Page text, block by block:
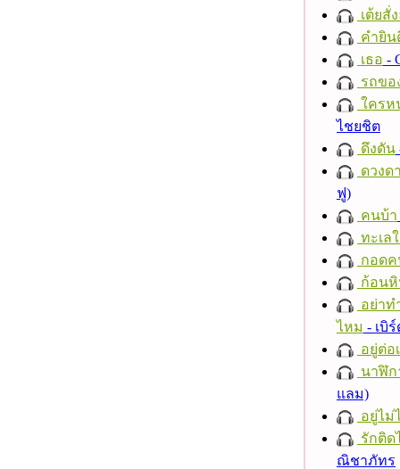
เต้ยสั่
คำยิน
เธอ -
รถขอ
ใครห
ไชยชิต
ดึงดัน
ดวงด
ฟู)
คนบ้า
ทะเล
กอดค
ก้อน
อย่าท
ไหม - เบิ
อยู่ต่อ
นาฬิก
แลม)
อยู่ไม่
รักติด
ณิชาภัทร